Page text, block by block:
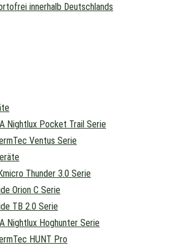
innerhalb Deutschlands
Nightlux Pocket Trail Serie
Ventus Serie
Thunder 3.0 Serie
Orion C Serie
TB 2.0 Serie
Nightlux Hoghunter Serie
HUNT Pro